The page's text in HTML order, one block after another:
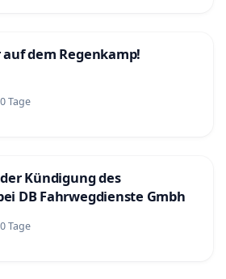
dem Regenkamp!
Tage
Kündigung des
DB Fahrwegdienste Gmbh
Tage